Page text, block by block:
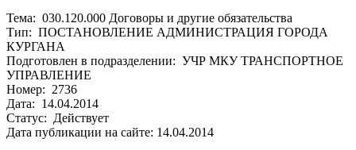
Тема: 030.120.000 Договоры и другие обязательства
Тип: ПОСТАНОВЛЕНИЕ АДМИНИСТРАЦИЯ ГОРОДА
КУРГАНА
Подготовлен в подразделении: УЧР МКУ ТРАНСПОРТНОЕ
УПРАВЛЕНИЕ
Номер: 2736
Дата: 14.04.2014
Статус: Действует
Дата публикации на сайте: 14.04.2014